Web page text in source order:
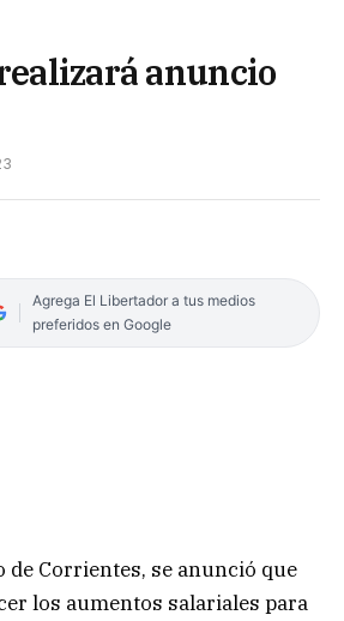
anuncio
Agrega El Libertador a tus medios
preferidos en Google
de Corrientes, se anunció que
los aumentos salariales para